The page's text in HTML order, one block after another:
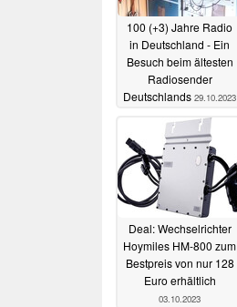
100 (+3) Jahre Radio
in Deutschland - Ein
Besuch beim ältesten
Radiosender
Deutschlands 29.10.2023
Deal: Wechselrichter
Hoymiles HM-800 zum
Bestpreis von nur 128
Euro erhältlich
03.10.2023